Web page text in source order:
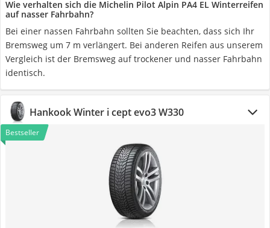
Wie verhalten sich die Michelin Pilot Alpin PA4 EL Winterreifen
auf nasser Fahrbahn?
Bei einer nassen Fahrbahn sollten Sie beachten, dass sich Ihr
Bremsweg um 7 m verlängert. Bei anderen Reifen aus unserem
Vergleich ist der Bremsweg auf trockener und nasser Fahrbahn
identisch.
Hankook Winter i cept evo3 W330
Bestseller